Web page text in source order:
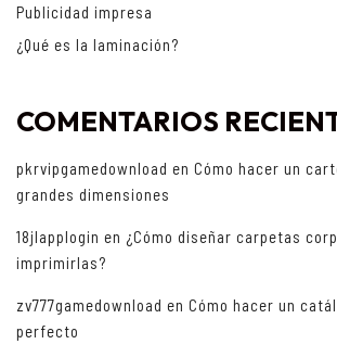
Publicidad impresa
¿Qué es la laminación?
COMENTARIOS
pkrvipgamedownload en Cómo hacer un
grandes dimensiones
18jlapplogin en ¿Cómo diseñar carpetas
imprimirlas?
zv777gamedownload en Cómo hacer un
perfecto